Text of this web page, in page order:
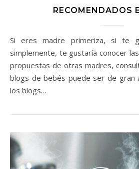
RECOMENDADOS
Si eres madre primeriza, si te gustan los bebés o,
simplemente, te gustaría conocer
propuestas de otras madres,
blogs de bebés puede ser de gran
los blogs…